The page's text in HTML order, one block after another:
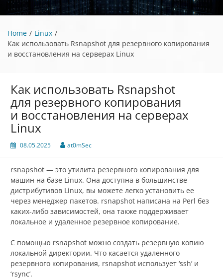
Home
Linux
Как использовать Rsnapshot для резервного копирования
и восстановления на серверах Linux
Как использовать Rsnapshot
для резервного копирования
и восстановления на серверах
Linux
08.05.2025 at0mSec
rsnapshot — это утилита резервного копирования для
машин на базе Linux. Она доступна в большинстве
дистрибутивов Linux, вы можете легко установить ее
через менеджер пакетов. rsnapshot написана на Perl без
каких-либо зависимостей, она также поддерживает
локальное и удаленное резервное копирование.
С помощью rsnapshot можно создать резервную копию
локальной директории. Что касается удаленного
резервного копирования, rsnapshot использует ‘ssh’ и
‘rsync’.